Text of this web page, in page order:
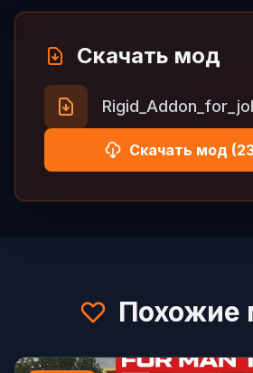
Скачать мод
Скачать мод
Похожие